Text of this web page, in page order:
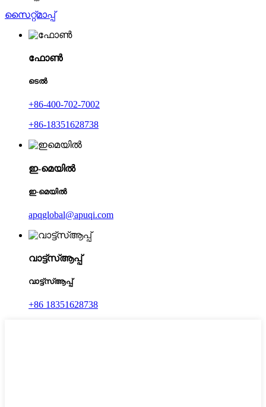
സൈറ്റ്മാപ്പ്
ഫോൺ
ടെൽ
+86-400-702-7002
+86-18351628738
ഇ-മെയിൽ
ഇ-മെയിൽ
apqglobal@apuqi.com
വാട്ട്‌സ്ആപ്പ്
വാട്ട്‌സ്ആപ്പ്
+86 18351628738